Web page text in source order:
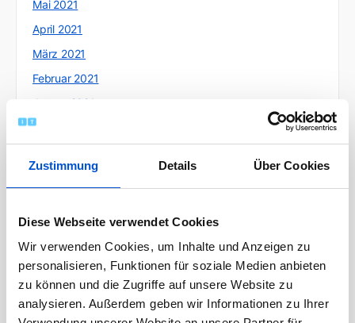
Zustimmung Details Über Cookies
Diese Webseite verwendet Cookies
Wir verwenden Cookies, um Inhalte und Anzeigen zu
personalisieren, Funktionen für soziale Medien anbieten
zu können und die Zugriffe auf unsere Website zu
analysieren. Außerdem geben wir Informationen zu Ihrer
Mai 2021
April 2021
März 2021
Februar 2021
Januar 2021
Dezember 2020
Oktober 2020
August 2020
Juli 2020
Mai 2020